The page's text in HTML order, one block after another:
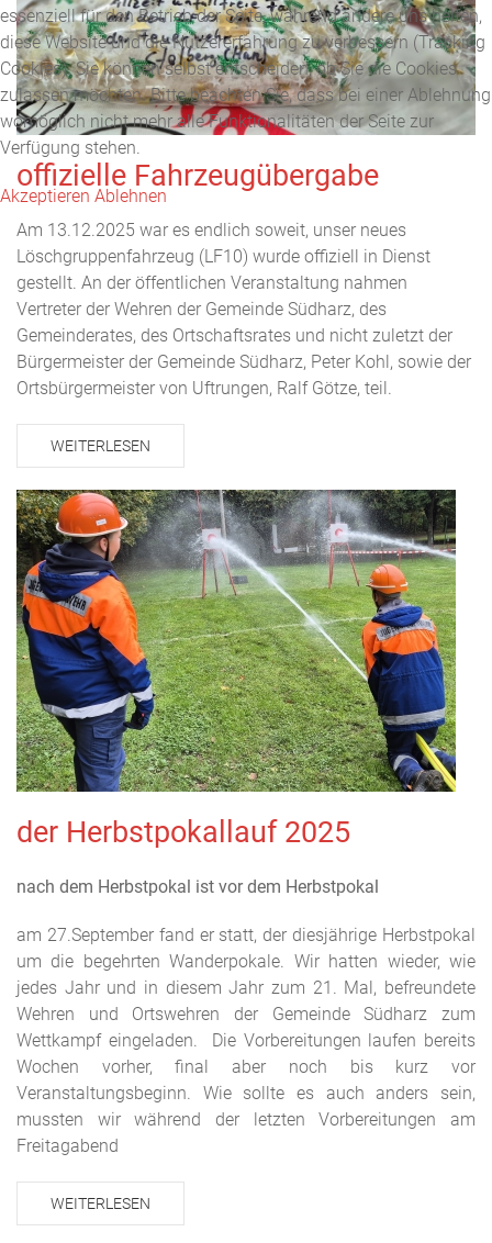
offizielle Fahrzeugübergabe
Am 13.12.2025 war es endlich soweit, unser neues
Löschgruppenfahrzeug (LF10) wurde offiziell in Dienst
gestellt. An der öffentlichen Veranstaltung nahmen
Vertreter der Wehren der Gemeinde Südharz, des
Gemeinderates, des Ortschaftsrates und nicht zuletzt der
Bürgermeister der Gemeinde Südharz, Peter Kohl, sowie der
Ortsbürgermeister von Uftrungen, Ralf Götze, teil.
WEITERLESEN
der Herbstpokallauf 2025
nach dem Herbstpokal ist vor dem Herbstpokal
am 27.September fand er statt, der diesjährige Herbstpokal
um die begehrten Wanderpokale. Wir hatten wieder, wie
jedes Jahr und in diesem Jahr zum 21. Mal, befreundete
Wehren und Ortswehren der Gemeinde Südharz zum
Wettkampf eingeladen. Die Vorbereitungen laufen bereits
Wochen vorher, final aber noch bis kurz vor
Veranstaltungsbeginn. Wie sollte es auch anders sein,
mussten wir während der letzten Vorbereitungen am
Freitagabend
WEITERLESEN
essenziell für den Betrieb der Seite, während andere uns helfen,
diese Website und die Nutzererfahrung zu verbessern (Tracking
Cookies). Sie können selbst entscheiden, ob Sie die Cookies
zulassen möchten. Bitte beachten Sie, dass bei einer Ablehnung
womöglich nicht mehr alle Funktionalitäten der Seite zur
Verfügung stehen.
Akzeptieren Ablehnen